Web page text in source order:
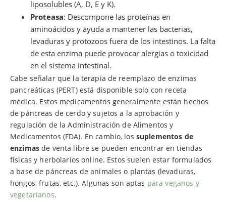
liposolubles (A, D, E y K).
Proteasa: Descompone las proteínas en
aminoácidos y ayuda a mantener las bacterias,
levaduras y protozoos fuera de los intestinos. La falta
de esta enzima puede provocar alergias o toxicidad
en el sistema intestinal.
Cabe señalar que la terapia de reemplazo de enzimas
pancreáticas (PERT) está disponible solo con receta
médica. Estos medicamentos generalmente están hechos
de páncreas de cerdo y sujetos a la aprobación y
regulación de la Administración de Alimentos y
Medicamentos (FDA). En cambio, los suplementos de
enzimasde venta libre se pueden encontrar en tiendas
físicas y herbolarios online. Estos suelen estar formulados
a base de páncreas de animales o plantas (levaduras,
hongos, frutas, etc.). Algunas son aptas para veganos y
vegetarianos.